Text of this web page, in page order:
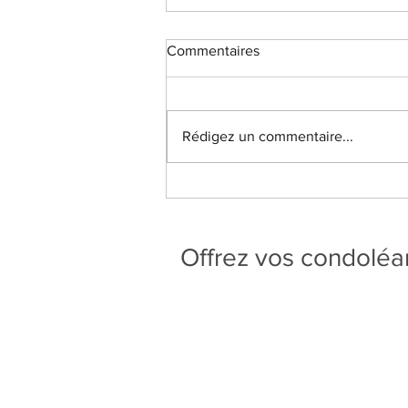
Commentaires
Rédigez un commentaire...
Offrez vos